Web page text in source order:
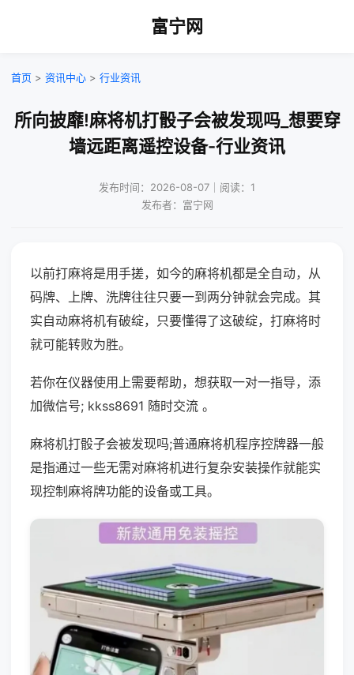
富宁网
首页 > 资讯中心 > 行业资讯
所向披靡!麻将机打骰子会被发现吗_想要穿
墙远距离遥控设备-行业资讯
发布时间：2026-08-07｜阅读：1
发布者：富宁网
以前打麻将是用手搓，如今的麻将机都是全自动，从
码牌、上牌、洗牌往往只要一到两分钟就会完成。其
实自动麻将机有破绽，只要懂得了这破绽，打麻将时
就可能转败为胜。
若你在仪器使用上需要帮助，想获取一对一指导，添
加微信号; kkss8691 随时交流 。
麻将机打骰子会被发现吗;普通麻将机程序控牌器一般
是指通过一些无需对麻将机进行复杂安装操作就能实
现控制麻将牌功能的设备或工具。